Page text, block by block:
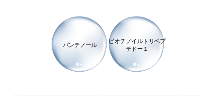
パンテノール
ビオチノイルトリペプ
チドー１